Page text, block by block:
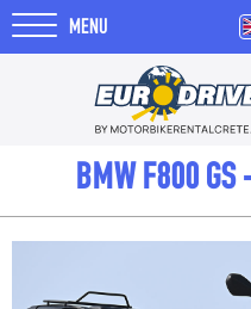
MENU
ΕΝΟΙΚΙΑΣΕΙΣ
ΣΧΕΤΙΚΑ ΜΕ ΕΜΑΣ
BMW F800 GS